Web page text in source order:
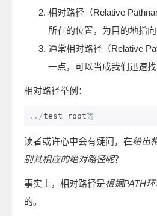
相对路径（Relative
所在的位置，为目的地指向
通常相对路径（Relative
一点，可以当成我们迅速
相对路径举例：
../test root等
读者或许心中会有疑问，在给出
别其相应的绝对路径呢？
事实上，相对路径是根据PATH
的。